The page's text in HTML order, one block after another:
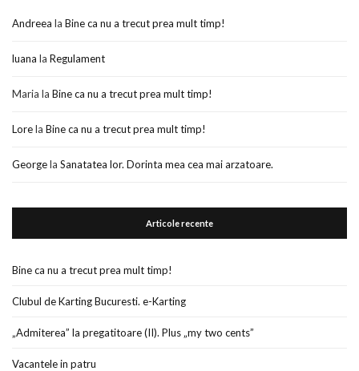
Andreea la Bine ca nu a trecut prea mult timp!
luana la Regulament
Maria la Bine ca nu a trecut prea mult timp!
Lorela Bine ca nu a trecut prea mult timp!
Georgela Sanatatea lor. Dorinta mea cea mai arzatoare.
Articole recente
Bine ca nu a trecut prea mult timp!
Clubul de Karting Bucuresti. e-Karting
„Admiterea” la pregatitoare (II). Plus „my two cents”
Vacantele in patru